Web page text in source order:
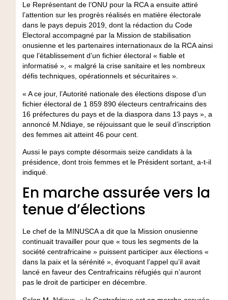
Le Représentant de l’ONU pour la RCA a ensuite attiré
l’attention sur les progrès réalisés en matière électorale
dans le pays depuis 2019, dont la rédaction du Code
Electoral accompagné par la Mission de stabilisation
onusienne et les partenaires internationaux de la RCA ainsi
que l’établissement d’un fichier électoral « fiable et
informatisé », « malgré la crise sanitaire et les nombreux
défis techniques, opérationnels et sécuritaires ».
« A ce jour, l’Autorité nationale des élections dispose d’un
fichier électoral de 1 859 890 électeurs centrafricains des
16 préfectures du pays et de la diaspora dans 13 pays », a
annoncé M.Ndiaye, se réjouissant que le seuil d’inscription
des femmes ait atteint 46 pour cent.
Aussi le pays compte désormais seize candidats à la
présidence, dont trois femmes et le Président sortant, a-t-il
indiqué.
En marche assurée vers la
tenue d’élections
Le chef de la MINUSCA a dit que la Mission onusienne
continuait travailler pour que « tous les segments de la
société centrafricaine » puissent participer aux élections «
dans la paix et la sérénité », évoquant l’appel qu’il avait
lancé en faveur des Centrafricains réfugiés qui n’auront
pas le droit de participer en décembre.